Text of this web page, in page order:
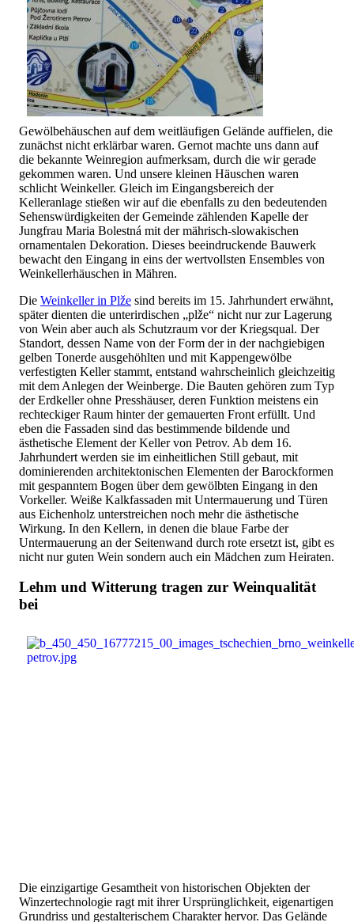
Gewölbehäuschen auf dem weitläufigen Gelände auffielen, die
zunächst nicht erklärbar waren. Gernot machte uns dann auf
die bekannte Weinregion aufmerksam, durch die wir gerade
gekommen waren. Und unsere kleinen Häuschen waren
schlicht Weinkeller. Gleich im Eingangsbereich der
Kelleranlage stießen wir auf die ebenfalls zu den bedeutenden
Sehenswürdigkeiten der Gemeinde zählenden Kapelle der
Jungfrau Maria Bolestná mit der mährisch-slowakischen
ornamentalen Dekoration. Dieses beeindruckende Bauwerk
bewacht den Eingang in eins der wertvollsten Ensembles von
Weinkellerhäuschen in Mähren.
Die Weinkeller in Plže sind bereits im 15. Jahrhundert erwähnt,
später dienten die unterirdischen „plže“ nicht nur zur Lagerung
von Wein aber auch als Schutzraum vor der Kriegsqual. Der
Standort, dessen Name von der Form der in der nachgiebigen
gelben Tonerde ausgehöhlten und mit Kappengewölbe
verfestigten Keller stammt, entstand wahrscheinlich gleichzeitig
mit dem Anlegen der Weinberge. Die Bauten gehören zum Typ
der Erdkeller ohne Presshäuser, deren Funktion meistens ein
rechteckiger Raum hinter der gemauerten Front erfüllt. Und
eben die Fassaden sind das bestimmende bildende und
ästhetische Element der Keller von Petrov. Ab dem 16.
Jahrhundert werden sie im einheitlichen Still gebaut, mit
dominierenden architektonischen Elementen der Barockformen
mit gespanntem Bogen über dem gewölbten Eingang in den
Vorkeller. Weiße Kalkfassaden mit Untermauerung und Türen
aus Eichenholz unterstreichen noch mehr die ästhetische
Wirkung. In den Kellern, in denen die blaue Farbe der
Untermauerung an der Seitenwand durch rote ersetzt ist, gibt es
nicht nur guten Wein sondern auch ein Mädchen zum Heiraten.
Lehm und Witterung tragen zur Weinqualität
bei
Die einzigartige Gesamtheit von historischen Objekten der
Winzertechnologie ragt mit ihrer Ursprünglichkeit, eigenartigen
Grundriss und gestalterischem Charakter hervor. Das Gelände